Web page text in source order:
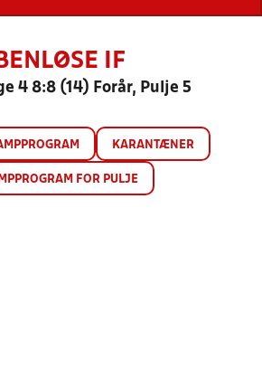
BENLØSE IF
4 8:8 (14) Forår, Pulje 5
KARANTÆNER
FOR PULJE